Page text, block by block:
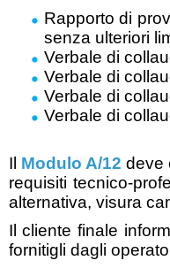
Rapporto di
senza ulteriori
Verbale di
Verbale di
Verbale di
Verbale di
Il Modulo A/12 deve
requisiti tecnico-
alternativa, visura
Il cliente finale
fornitigli dagli